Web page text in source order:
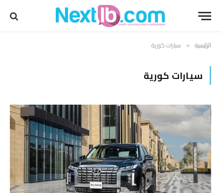
الرئيسية » سيارات كورية
سيارات كورية